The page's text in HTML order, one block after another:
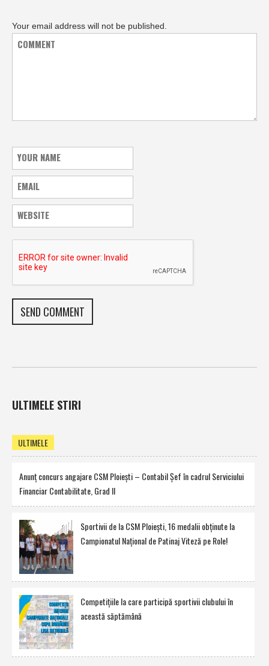
Your email address will not be published.
ULTIMELE STIRI
ULTIMELE
Anunţ concurs angajare CSM Ploieşti – Contabil Şef în cadrul Serviciului
Financiar Contabilitate, Grad II
Sportivii de la CSM Ploieşti, 16 medalii obţinute la
Campionatul Naţional de Patinaj Viteză pe Role!
Competiţiile la care participă sportivii clubului în
această săptămână